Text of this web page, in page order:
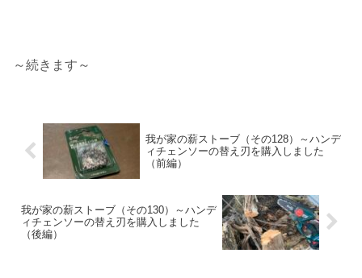
～続きます～
我が家の薪ストーブ（その128）～ハンデ
ィチェンソーの替え刃を購入しました
（前編）
我が家の薪ストーブ（その130）～ハンデ
ィチェンソーの替え刃を購入しました
（後編）